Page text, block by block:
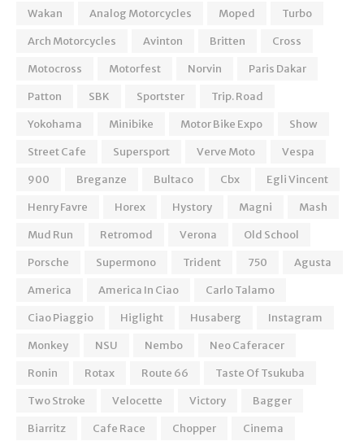
Wakan
Analog Motorcycles Moped
Turbo
Arch Motorcycles
Avinton Britten
Cross
Motocross
Motorfest Norvin
Paris Dakar
Patton
SBK Sportster
Trip. Road
Yokohama
Minibike Motor Bike Expo
Show
Street Cafe
Supersport Verve Moto
Vespa
900
Breganze Bultaco Cbx
Egli Vincent
Henry Favre
Horex Hystory Magni
Mash
Mud Run
Retromod Verona
Old School
Porsche
Supermono Trident 750
Agusta
America
America In Ciao
Carlo Talamo
Ciao Piaggio
Higlight Husaberg
Instagram
Monkey
NSU Nembo
Neo Caferacer
Ronin
Rotax Route 66
Taste Of Tsukuba
Two Stroke
Velocette Victory
Bagger
Biarritz
Cafe Race Chopper Cinema